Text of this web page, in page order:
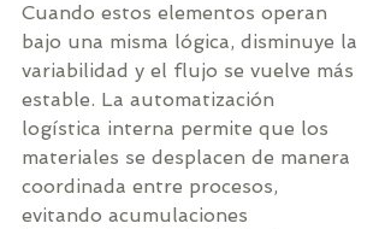
Cuando estos elementos operan
bajo una misma lógica, disminuye la
variabilidad y el flujo se vuelve más
estable. La automatización
logística interna permite que los
materiales se desplacen de manera
coordinada entre procesos,
evitando acumulaciones